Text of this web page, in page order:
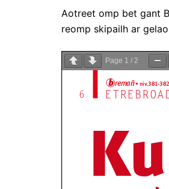
Aotreet omp bet gant
reomp skipailh ar
Page 1 / 2